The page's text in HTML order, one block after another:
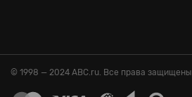
© 1998 — 2024 ABC.ru. Все права защищены